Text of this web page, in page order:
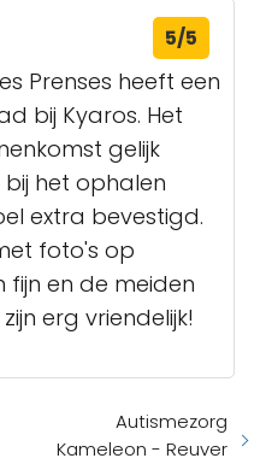
5/5
Prenses heeft een
bij Kyaros. Het
gelijk
het ophalen
extra bevestigd.
foto's op
fijn en de meiden
erg vriendelijk!
Autismezorg
Kameleon - Reuver